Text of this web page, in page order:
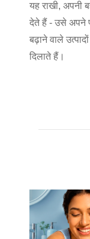
यह राखी, अपनी
देते हैं - उसे अपने
बढ़ाने वाले
दिलाते हैं।